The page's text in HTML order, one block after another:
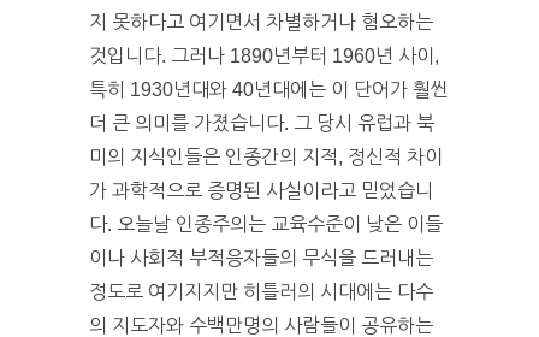
지 못하다고 여기면서 차별하거나 혐오하는
것입니다. 그러나 1890년부터 1960년 사이,
특히 1930년대와 40년대에는 이 단어가 훨씬
더 큰 의미를 가졌습니다. 그 당시 유럽과 북
미의 지식인들은 인종간의 지적, 정신적 차이
가 과학적으로 증명된 사실이라고 믿었습니
다. 오늘날 인종주의는 교육수준이 낮은 이들
이나 사회적 부적응자들의 무식을 드러내는
정도로 여기지지만 히틀러의 시대에는 다수
의 지도자와 수백만명의 사람들이 공유하는